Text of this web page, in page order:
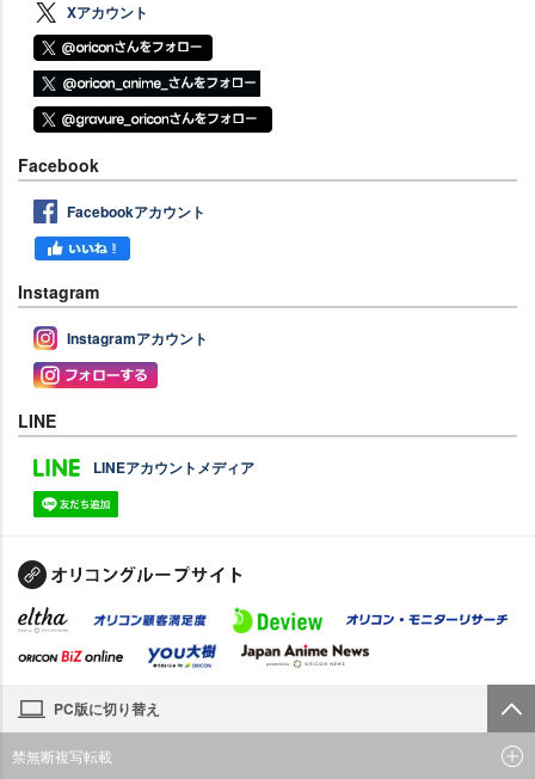
Xアカウント
Facebook
Facebookアカウント
Instagram
Instagramアカウント
LINE
LINEアカウントメディア
PC版に切り替え
禁無断複写転載